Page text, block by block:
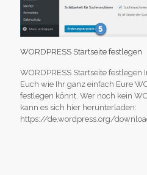
WORDPRESS Startseite festlegen
WORDPRESS Startseite festlegen
Euch wie Ihr ganz einfach Eure
festlegen könnt. Wer noch kein
kann es sich hier herunterladen:
https://de.wordpress.org/